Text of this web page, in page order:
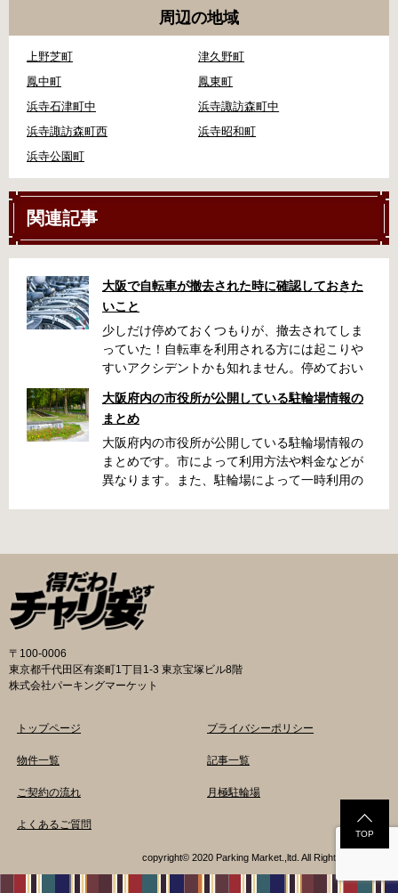
周辺の地域
上野芝町
津久野町
鳳中町
鳳東町
浜寺石津町中
浜寺諏訪森町中
浜寺諏訪森町西
浜寺昭和町
浜寺公園町
関連記事
大阪で自転車が撤去された時に確認しておきた
いこと
少しだけ停めておくつもりが、撤去されてしま
っていた！自転車を利用される方には起こりや
すいアクシデントかも知れません。停めておい
い、なんてことになってしまうかも知れませ
ん。そんな時に役立つ情報をまとめました。事
前に確認しておきましょう。 守口市で撤去され
た場合 放置自転車大日保管所 住所 守口市大日
町4丁目281の3番地 電話 06-6902-2340（業務
還料 2,500円 自転車の鍵 身分証明証 守口市HP
はこちら 堺市で撤去された場合 三国ヶ丘自転車
保管返還所 住所 堺区向陵東町1丁12-15 電話 三
国ヶ丘自転車保管返還所 最寄駅 南海高野線百舌
鳥八幡駅東出口 徒歩5分 返還の際に必要な書
堺市HPはこちら 吹田市で撤去された場合 片山
保管所 住所 吹田市片山町1丁目22番 電話 06-
還の際に必要な書類 返還料 3,000円 自転車の鍵
大阪府内の市役所が公開している駐輪場情報の
まとめ
大阪府内の市役所が公開している駐輪場情報の
まとめです。市によって利用方法や料金などが
異なります。また、駐輪場によって一時利用の
自転車駐輪場 利用方法 利用登録申請書の提出
利用登録申請書を窓口に提出ではなく、Web上
での利用登録になります。 利用料金 登録手数料
不要です。 定期利用料金 西三荘駅駐輪センター
屋根あり 一般：2,100円／月 屋根あり 障害者：
般：2,000円／月 屋根あり 学生：1,800円／月
屋根あり 障害者：1,000円／月 各駐輪場で定期
管理会社にお問い合わせください。 一時利用料
す。 守口市HPはこちら 堺市の自転車駐輪場 利
転車駐輪場の管理事務所で行ってください。 利
用料金 登録手数料 不要です。 定期利用料金 立
体：地階・1階・2階 一般：2,090円／月 学生：
1,670円／月 減免：1,040円／月 立体：上記以
外 一般：1,570円／月 学生：1,250円／月 減
〒100-0006
東京都千代田区有楽町1丁目1-3 東京宝塚ビル8階
株式会社パーキングマーケット
トップページ
物件一覧
ご契約の流れ
よくあるご質問
プライバシーポリシー
記事一覧
月極駐輪場
copyright© 2020 Parking Market.,ltd. All Rights Reserved.
TOP